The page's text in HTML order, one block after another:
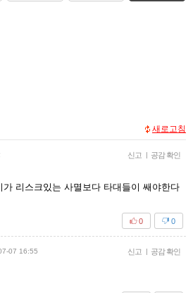
새로고침
신고 | 공감 확인
리스크있는 사멸보다 타대들이 쌔야한다
0
0
07 16:55 신고 | 공감 확인